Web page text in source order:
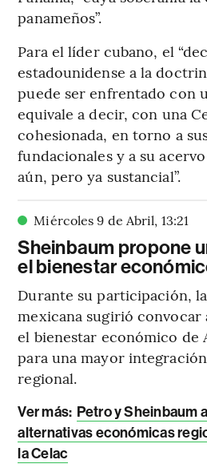
panameños”.
Para el líder cubano, el
estadounidense a la
puede ser enfrentado con
equivale a decir, con una
cohesionada, en torno a
fundacionales y a su
aún, pero ya sustancial”.
Miércoles 9 de Abril, 13:21
Sheinbaum propone
el bienestar
Durante su participación,
mexicana sugirió convocar
el bienestar económico de
para una mayor
regional.
Ver más: Petro y Sheinbaum
alternativas económicas
la Celac